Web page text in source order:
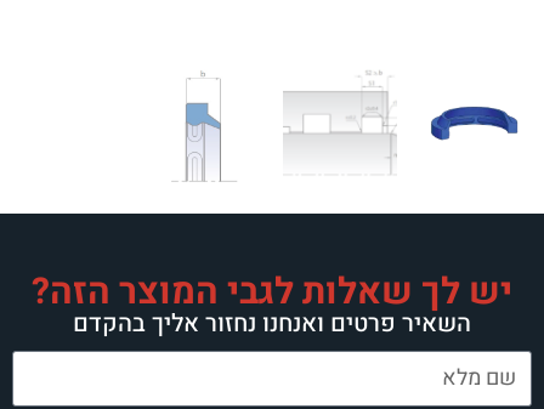
לגבי המוצר הזה?
ואנחנו נחזור אליך בהקדם